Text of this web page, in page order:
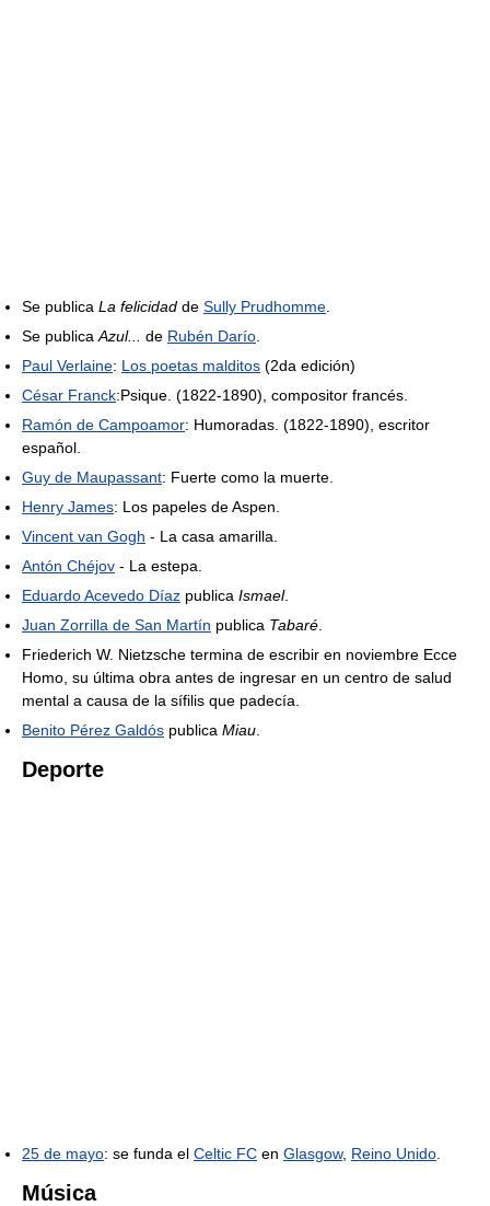
Se publica La felicidad de Sully Prudhomme
Se publica Azul... de Rubén Darío
Paul Verlaine: Los poetas malditos (2da edición)
César Franck:Psique. (1822-1890), compositor francés.
Ramón de Campoamor: Humoradas. (1822-1890), escritor
español.
Guy de Maupassant: Fuerte como la muerte.
Henry James: Los papeles de Aspen.
Vincent van Gogh - La casa amarilla.
Antón Chéjov - La estepa.
Eduardo Acevedo Díaz publica Ismael.
Juan Zorrilla de San Martín publica Tabaré
Friederich W. Nietzsche termina de escribir en noviembre Ecce
Homo, su última obra antes de ingresar en un centro de salud
mental a causa de la sífilis que padecía.
Benito Pérez Galdós publica Miau
Deporte
25 de mayo: se funda el Celtic FC en Glasgow, Reino Unido
Música